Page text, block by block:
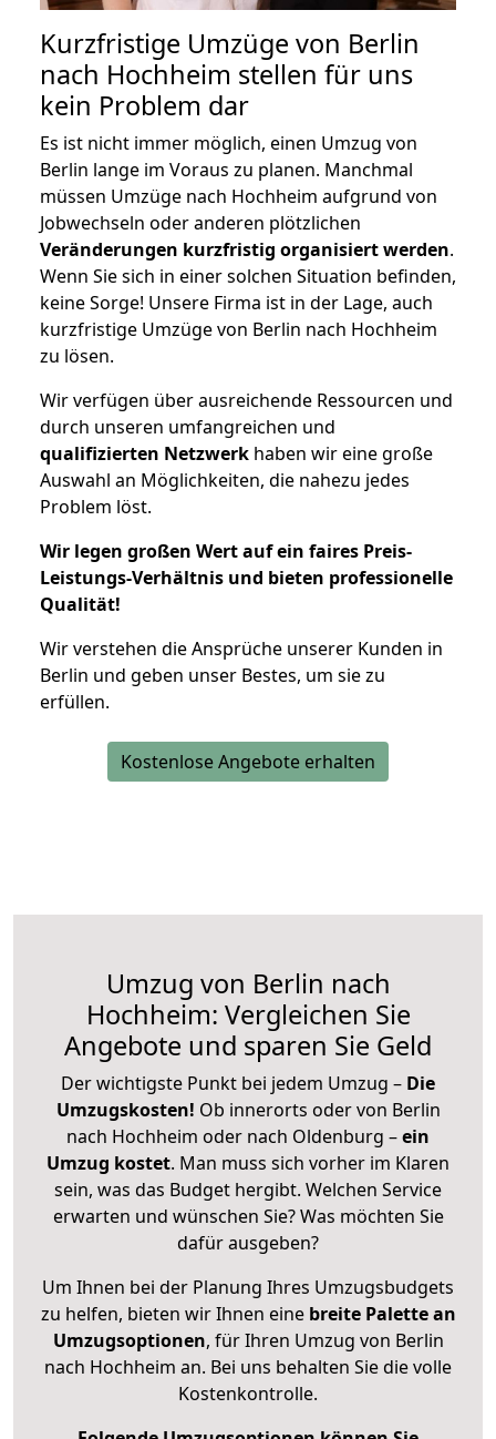
Kurzfristige Umzüge von Berlin
nach Hochheim stellen für uns
kein Problem dar
Es ist nicht immer möglich, einen Umzug von
Berlin lange im Voraus zu planen. Manchmal
müssen Umzüge nach Hochheim aufgrund von
Jobwechseln oder anderen plötzlichen
Veränderungen kurzfristig organisiert werden.
Wenn Sie sich in einer solchen Situation befinden,
keine Sorge! Unsere Firma ist in der Lage, auch
kurzfristige Umzüge von Berlin nach Hochheim
zu lösen.
Wir verfügen über ausreichende Ressourcen und
durch unseren umfangreichen und
qualifizierten Netzwerk haben wir eine große
Auswahl an Möglichkeiten, die nahezu jedes
Problem löst.
Wir legen großen Wert auf ein faires Preis-
Leistungs-Verhältnis und bieten professionelle
Qualität!
Wir verstehen die Ansprüche unserer Kunden in
Berlin und geben unser Bestes, um sie zu
erfüllen.
Kostenlose Angebote erhalten
Umzug von Berlin nach
Hochheim: Vergleichen Sie
Angebote und sparen Sie Geld
Der wichtigste Punkt bei jedem Umzug – Die
Umzugskosten! Ob innerorts oder von Berlin
nach Hochheim oder nach Oldenburg –ein
Umzug kostet. Man muss sich vorher im Klaren
sein, was das Budget hergibt. Welchen Service
erwarten und wünschen Sie? Was möchten Sie
dafür ausgeben?
Um Ihnen bei der Planung Ihres Umzugsbudgets
zu helfen, bieten wir Ihnen eine breite Palette an
Umzugsoptionen, für Ihren Umzug von Berlin
nach Hochheim an. Bei uns behalten Sie die volle
Kostenkontrolle.